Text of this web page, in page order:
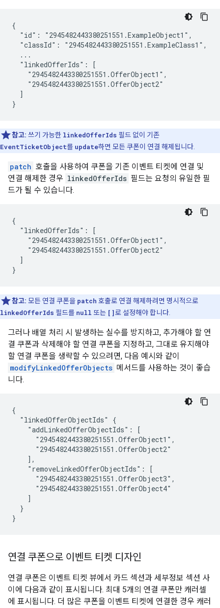
{
  "id": "2945482443380251551.ExampleObject1",
  "classId": "2945482443380251551.ExampleClass1",
  ...
  "linkedOfferIds": [
    "2945482443380251551.OfferObject1",
    "2945482443380251551.OfferObject2"
  ]
}
참고: 쓰기 가능한 linkedOfferIds 필드 없이 기존
EventTicketObject를 update하면 모든 쿠폰이 연결 해제됩니다.
patch 호출을 사용하여 쿠폰을 기존 이벤트 티켓에 연결 및
연결 해제한 경우 linkedOfferIds 필드는 요청의 유일한 필
드가 될 수 있습니다.
{
  "linkedOfferIds": [
    "2945482443380251551.OfferObject1",
    "2945482443380251551.OfferObject2"
  ]
}
참고: 모든 연결 쿠폰을 patch 호출로 연결 해제하려면 명시적으로
linkedOfferIds 필드를 null 또는 []로 설정해야 합니다.
그러나 배열 처리 시 발생하는 실수를 방지하고, 추가해야 할 연
결 쿠폰과 삭제해야 할 연결 쿠폰을 지정하고, 그대로 유지해야
할 연결 쿠폰을 생략할 수 있으려면, 다음 예시와 같이
modifyLinkedOfferObjects 메서드를 사용하는 것이 좋습
니다.
{
  "linkedOfferObjectIds" {
    "addLinkedOfferObjectIds": [
      "2945482443380251551.OfferObject1",
      "2945482443380251551.OfferObject2"
    ],
    "removeLinkedOfferObjectIds": [
      "2945482443380251551.OfferObject3",
      "2945482443380251551.OfferObject4"
    ]
  }
}
연결 쿠폰으로 이벤트 티켓 디자인
연결 쿠폰은 이벤트 티켓 뷰에서 카드 섹션과 세부정보 섹션 사
이에 다음과 같이 표시됩니다. 최대 5개의 연결 쿠폰만 캐러셀
에 표시됩니다. 더 많은 쿠폰을 이벤트 티켓에 연결한 경우 캐러